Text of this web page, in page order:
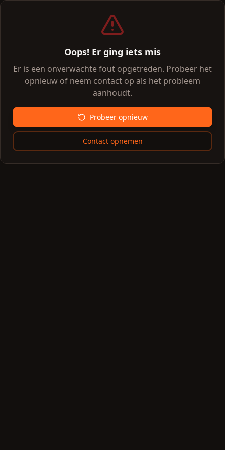
Oops! Er ging iets mis
Er is een onverwachte fout opgetreden. Probeer het
opnieuw of neem contact op als het probleem
aanhoudt.
Probeer opnieuw
Contact opnemen